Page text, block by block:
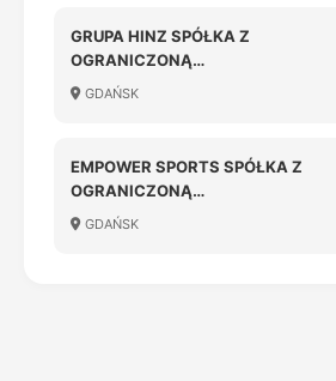
GRUPA HINZ SPÓŁKA Z
OGRANICZONĄ
ODPOWIEDZIALNOŚCIĄ
GDAŃSK
EMPOWER SPORTS SPÓŁKA Z
OGRANICZONĄ
ODPOWIEDZIALNOŚCIĄ W
GDAŃSK